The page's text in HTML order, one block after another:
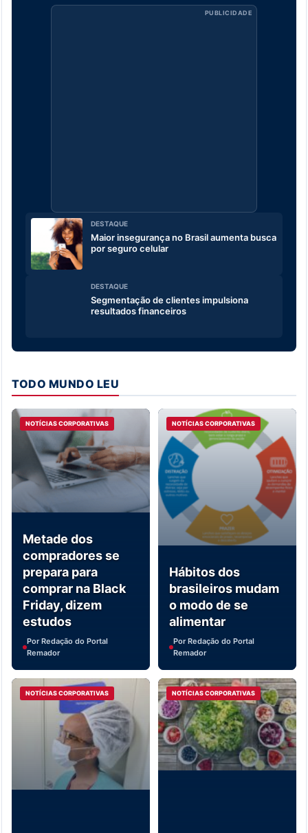
PUBLICIDADE
DESTAQUE
Maior insegurança no Brasil aumenta busca
por seguro celular
DESTAQUE
Segmentação de clientes impulsiona
resultados financeiros
TODO MUNDO LEU
NOTÍCIAS CORPORATIVAS
Metade dos
compradores se
prepara para
comprar na Black
Friday, dizem
estudos
Por Redação do Portal
Remador
NOTÍCIAS CORPORATIVAS
Hábitos dos
brasileiros mudam
o modo de se
alimentar
Por Redação do Portal
Remador
NOTÍCIAS CORPORATIVAS NOTÍCIAS CORPORATIVAS